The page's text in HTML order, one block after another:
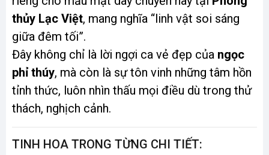
thủy Lạc Việt, mang nghĩa “linh vật soi sáng
giữa đêm tối”.
Đây không chỉ là lời ngợi ca vẻ đẹp của ngọc
phỉ thúy, mà còn là sự tôn vinh những tâm hồn
tỉnh thức, luôn nhìn thấu mọi điều dù trong thử
thách, nghịch cảnh.
TINH HOA TRONG TỪNG CHI TIẾT: